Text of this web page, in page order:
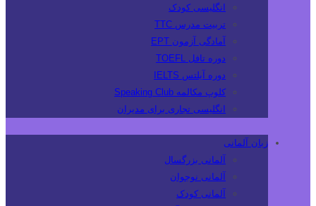
انگلیسی کودک
تربیت مدرس TTC
آمادگی آزمون EPT
دوره تافل TOEFL
دوره آیلتس IELTS
کلوپ مکالمه Speaking Club
انگلیسی تجاری برای مدیران
زبان آلمانی
آلمانی بزرگسال
آلمانی نوجوان
آلمانی کودک